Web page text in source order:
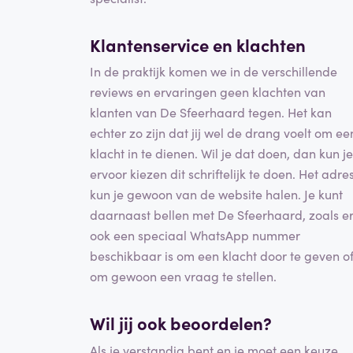
Klantenservice en klachten
In de praktijk komen we in de verschillende
reviews en ervaringen geen klachten van
klanten van De Sfeerhaard tegen. Het kan
echter zo zijn dat jij wel de drang voelt om
klacht in te dienen. Wil je dat doen, dan kun je
ervoor kiezen dit schriftelijk te doen. Het
kun je gewoon van de website halen. Je kunt
daarnaast bellen met De Sfeerhaard, zoals er
ook een speciaal WhatsApp nummer
beschikbaar is om een klacht door te geven of
om gewoon een vraag te stellen.
Wil jij ook beoordelen?